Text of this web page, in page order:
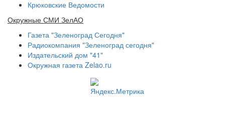
Крюковские Ведомости
Окружные СМИ ЗелАО
Газета "Зеленоград Сегодня"
Радиокомпания "Зеленоград сегодня"
Издательский дом "41"
Окружная газета Zelao.ru